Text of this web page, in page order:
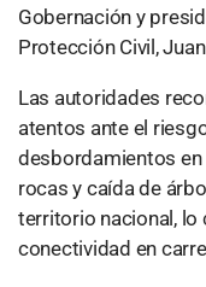
Gobernación y
Protección Civil,
Las autoridades
atentos ante el
desbordamientos
rocas y caída de
territorio nacional, lo
conectividad en